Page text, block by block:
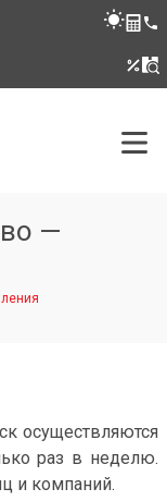
—
осуществляются
раз в неделю.
и компаний.